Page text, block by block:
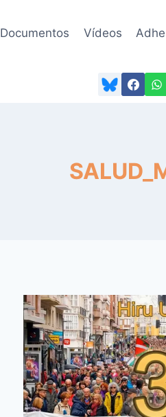
Documentos Vídeos